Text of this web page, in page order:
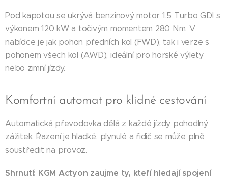
Pod kapotou se ukrývá benzinový motor 1.5 Turbo GDI s
výkonem 120 kW a točivým momentem 280 Nm. V
nabídce je jak pohon předních kol (FWD), tak i verze s
pohonem všech kol (AWD), ideální pro horské výlety
nebo zimní jízdy.
Komfortní automat pro klidné cestování
Automatická převodovka dělá z každé jízdy pohodlný
zážitek. Řazení je hladké, plynulé a řidič se může plně
soustředit na provoz.
Shrnutí: KGM Actyon zaujme ty, kteří hledají spojení